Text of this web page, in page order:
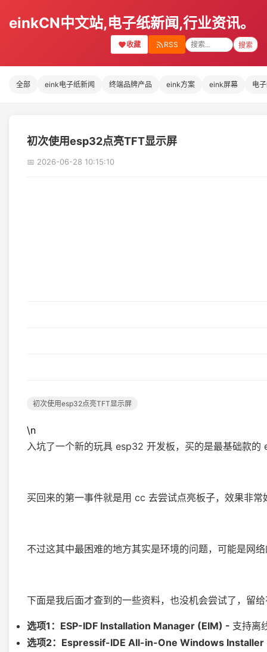
einkCN中文站,电子纸新闻,行业资讯。
收藏 RSS 搜索
全部 eink电子纸新闻 终端品牌产品 eink方案 eink屏幕 电
初次使用esp32点亮TFT显示屏
📅 2026-06-28 10:15:10
初次使用esp32点亮TFT显示屏
\n
入坑了一个新的玩具 esp32 开发板，买的是最基础款
买回来的第一事件就是用 cc 去尝试点亮板子，效果非
不过这其中最困难的地方其实是环境的问题，可能是网
下面是我后面才查到的一些资料，也没机会尝试了，留
选项1：ESP-IDF Installation Manager (EIM) - 支持离
选项2：Espressif-IDE All-in-One Windows Installer